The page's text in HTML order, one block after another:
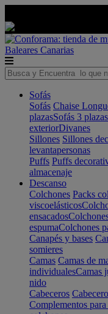
Baleares Canarias
Sofás
Sofás Chaise
plazasSofás 3 plazas
exteriorDivanes
Sillones Sillones
levantapersonas
Puffs Puffs
almacenaje
Descanso
Colchones Packs
viscoelásticos
ensacados
espumaColchones
Canapés y bases
somieres
Camas Camas de
individualesCamas
nido
Cabeceros
Complementos